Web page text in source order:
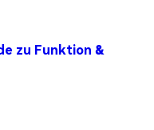
zu Funktion &